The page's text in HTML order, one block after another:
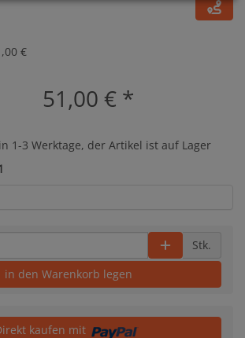
€
51,00 € *
1-3 Werktage, der Artikel ist auf Lager
Stk.
in den Warenkorb legen
kaufen mit